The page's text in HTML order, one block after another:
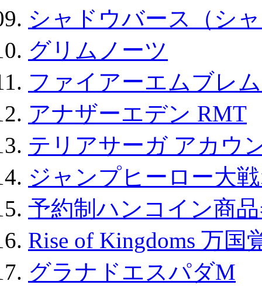
シャドウバース（シ
グリムノーツ
ファイアーエムブレ
アナザーエデン RMT
テリアサーガ アカウ
ジャンプヒーロー大
予約制ハンコイン商
Rise of Kingdoms 万
グラナドエスパダM